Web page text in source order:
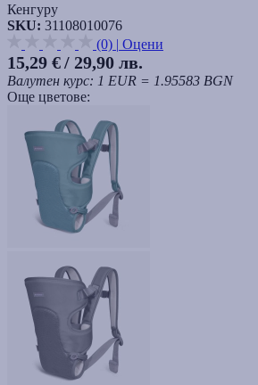
Кенгуру
SKU: 31108010076
(0) | Оцени
15,29 €/ 29,90 лв.
Валутен курс: 1 EUR = 1.95583 BGN
Още цветове: